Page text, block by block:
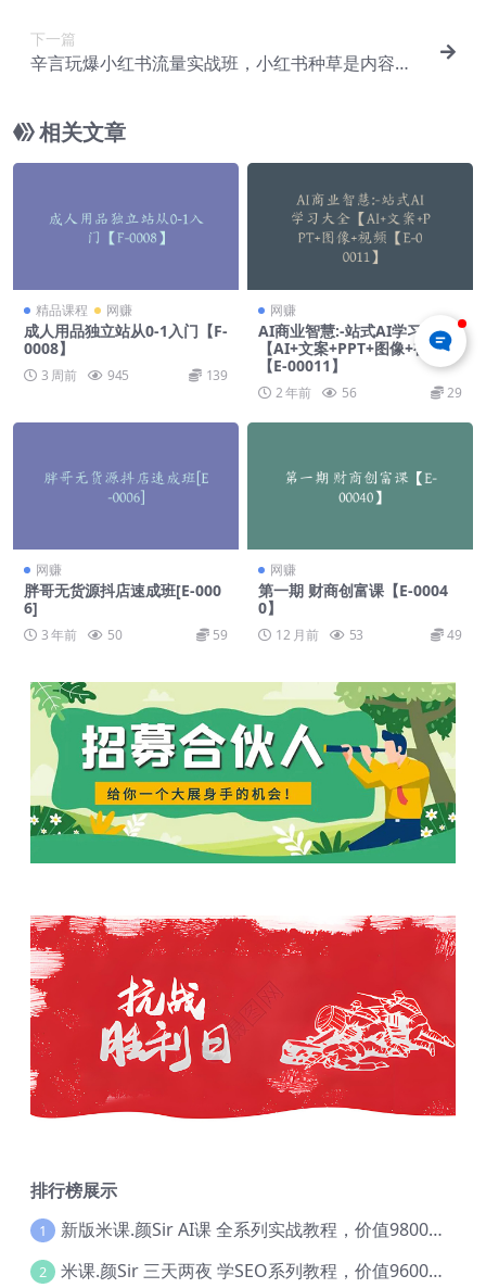
下一篇
辛言玩爆小红书流量实战班，小红书种草是内容营
相关文章
精品课程 网赚
成人用品独立站从0-1入门【F-
0008】
3 周前 945 139
网赚
AI商业智慧:-站式AI学习大全
【AI+文案+PPT+图像+视频
【E-00011】
2 年前 56 29
网赚
胖哥无货源抖店速成班[E-000
6]
3 年前 50 59
网赚
第一期 财商创富课【E-0004
0】
12 月前 53 49
排行榜展示
1 新版米课.颜Sir AI课 全系列实战教程，价值9800，跨境首选！【Ag-0052】
2 米课.颜Sir 三天两夜 学SEO系列教程，价值9600元，跨境人都在学 【Ag-0056】